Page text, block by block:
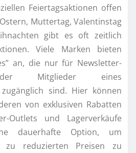
Feiertagsaktionen offen
Muttertag, Valentinstag
gibt es oft zeitlich
Viele Marken bieten
an, die nur für Newsletter-
Mitglieder eines
sind. Hier können
von exklusiven Rabatten
Outlets und Lagerverkäufe
dauerhafte Option, um
zu reduzierten Preisen zu